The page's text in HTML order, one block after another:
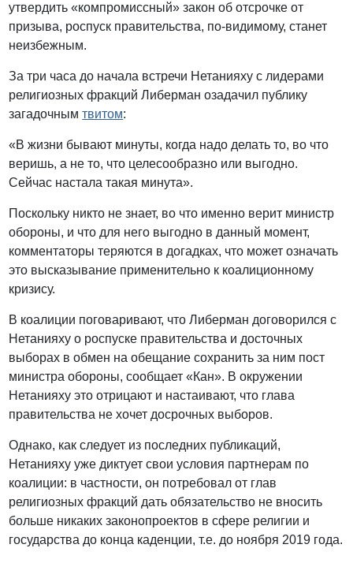
утвердить «компромиссный» закон об отсрочке от
призыва, роспуск правительства, по-видимому, станет
неизбежным.
За три часа до начала встречи Нетанияху с лидерами
религиозных фракций Либерман озадачил публику
загадочнымтвитом:
«В жизни бывают минуты, когда надо делать то, во что
веришь, а не то, что целесообразно или выгодно.
Сейчас настала такая минута».
Поскольку никто не знает, во что именно верит министр
обороны, и что для него выгодно в данный момент,
комментаторы теряются в догадках, что может означать
это высказывание применительно к коалиционному
кризису.
В коалиции поговаривают, что Либерман договорился с
Нетанияху о роспуске правительства и досточных
выборах в обмен на обещание сохранить за ним пост
министра обороны, сообщает «Кан». В окружении
Нетанияху это отрицают и настаивают, что глава
правительства не хочет досрочных выборов.
Однако, как следует из последних публикаций,
Нетанияху уже диктует свои условия партнерам по
коалиции: в частности, он потребовал от глав
религиозных фракций дать обязательство не вносить
больше никаких законопроектов в сфере религии и
государства до конца каденции, т.е. до ноября 2019 года.